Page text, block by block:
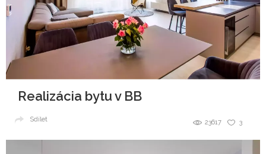
Realizácia bytu v BB
3
23617
Sdílet